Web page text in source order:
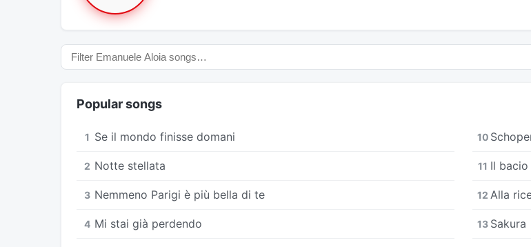
Popular songs
1 Se il mondo finisse domani
2 Notte stellata
3 Nemmeno Parigi è più bella di te
4 Mi stai già perdendo
10
11 Il
12 Alla
13 Sakura